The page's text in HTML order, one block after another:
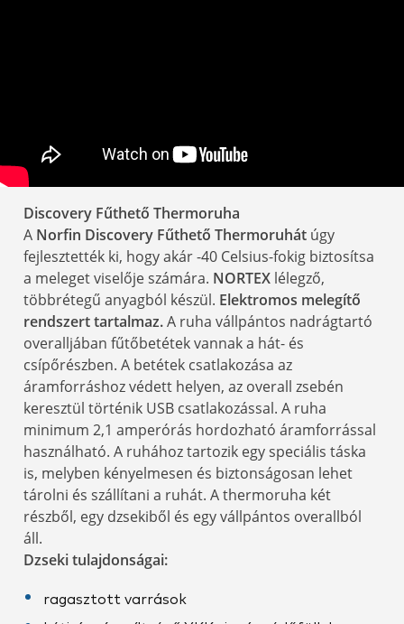
Discovery Fűthető Thermoruha
A Norfin Discovery Fűthető Thermoruhát úgy
fejlesztették ki, hogy akár -40 Celsius-fokig biztosítsa
a meleget viselője számára. NORTEX lélegző,
többrétegű anyagból készül. Elektromos melegítő
rendszert tartalmaz.A ruha vállpántos nadrágtartó
overalljában fűtőbetétek vannak a hát- és
csípőrészben. A betétek csatlakozása az
áramforráshoz védett helyen, az overall zsebén
keresztül történik USB csatlakozással. A ruha
minimum 2,1 amperórás hordozható áramforrással
használható. A ruhához tartozik egy speciális táska
is, melyben kényelmesen és biztonságosan lehet
tárolni és szállítani a ruhát. A thermoruha két
részből, egy dzsekiből és egy vállpántos overallból
áll.
Dzseki tulajdonságai:
ragasztott varrások